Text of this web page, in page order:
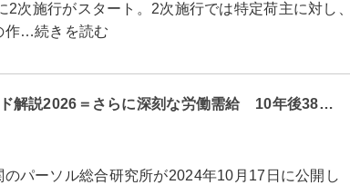
次施行がスタート。2次施行では特定荷主に対し、
作…続きを読む
解説2026＝さらに深刻な労働需給 10年後38…
パーソル総合研究所が2024年10月17日に公開し